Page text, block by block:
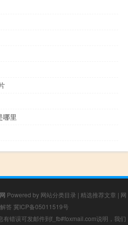
哪里
Powered by 网站分类目录 | 精选推荐文章 | 网
答 冀ICP备05011519号
有错误可发邮件到f_fb#foxmail.com说明，我们